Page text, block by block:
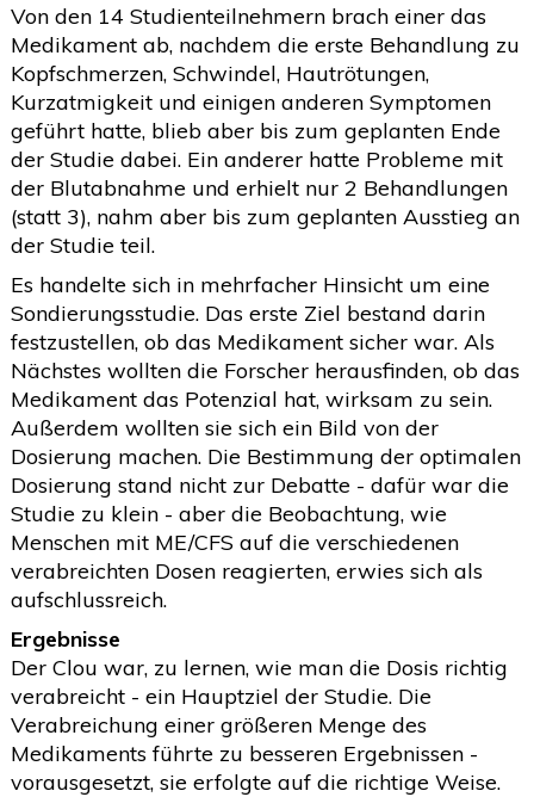
Von den 14 Studienteilnehmern brach einer das
Medikament ab, nachdem die erste Behandlung zu
Kopfschmerzen, Schwindel, Hautrötungen,
Kurzatmigkeit und einigen anderen Symptomen
geführt hatte, blieb aber bis zum geplanten Ende
der Studie dabei. Ein anderer hatte Probleme mit
der Blutabnahme und erhielt nur 2 Behandlungen
(statt 3), nahm aber bis zum geplanten Ausstieg an
der Studie teil.
Es handelte sich in mehrfacher Hinsicht um eine
Sondierungsstudie. Das erste Ziel bestand darin
festzustellen, ob das Medikament sicher war. Als
Nächstes wollten die Forscher herausfinden, ob das
Medikament das Potenzial hat, wirksam zu sein.
Außerdem wollten sie sich ein Bild von der
Dosierung machen. Die Bestimmung der optimalen
Dosierung stand nicht zur Debatte - dafür war die
Studie zu klein - aber die Beobachtung, wie
Menschen mit ME/CFS auf die verschiedenen
verabreichten Dosen reagierten, erwies sich als
aufschlussreich.
Ergebnisse
Der Clou war, zu lernen, wie man die Dosis richtig
verabreicht - ein Hauptziel der Studie. Die
Verabreichung einer größeren Menge des
Medikaments führte zu besseren Ergebnissen -
vorausgesetzt, sie erfolgte auf die richtige Weise.